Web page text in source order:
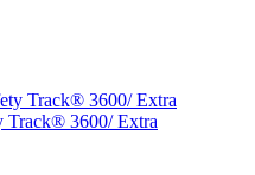
Track® 3600/ Extra